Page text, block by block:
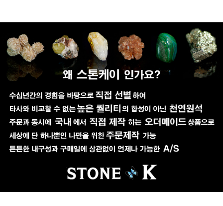
페이코 ID로 페이코